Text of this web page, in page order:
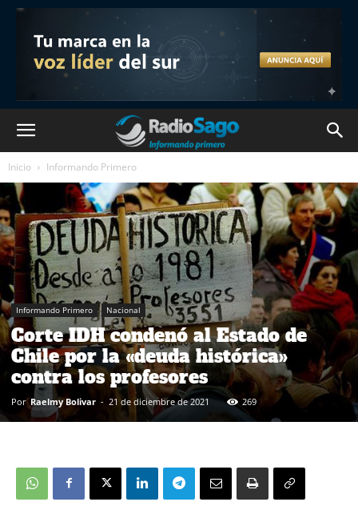
Inicio Informando Primero
Informando Primero Nacional
Corte IDH condenó al Estado de
Chile por la «deuda histórica»
contra los profesores
Por Raelmy Bolivar - 21 de diciembre de 2021 269